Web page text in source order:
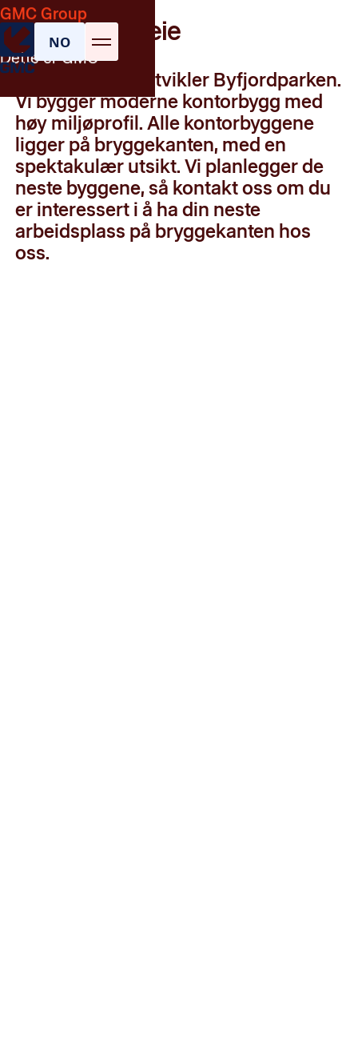
NO
GMC Group
Dette er GMC
Eiendom |Kontorer
Kontorer til leie
GMC Eiendom utvikler Byfjordparken.
Vi bygger moderne kontorbygg med
høy miljøprofil. Alle kontorbyggene
ligger på bryggekanten, med en
spektakulær utsikt. Vi planlegger de
neste byggene, så kontakt oss om du
er interessert i å ha din neste
arbeidsplass på bryggekanten hos
oss.